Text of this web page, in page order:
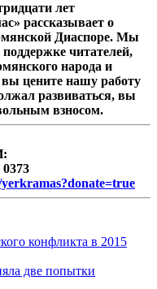
лет
рассказывает о
Диаспоре. Мы
читателей,
народа и
цените нашу работу
развиваться, вы
взносом.
конфликта в 2015
две попытки